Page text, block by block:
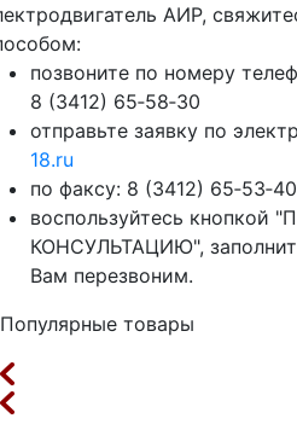
АИР,
позвоните по номеру
8 (3412) 65‑58‑30
отправьте заявку по
18.ru
по факсу: 8 (3412) 65‑53‑40
воспользуйтесь кнопкой
КОНСУЛЬТАЦИЮ",
Вам перезвоним.
Популярные товары